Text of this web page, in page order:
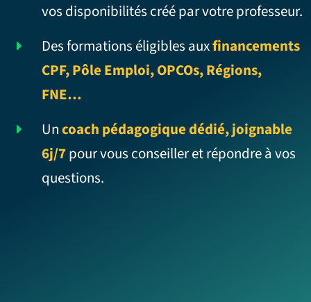
vos disponibilités créé par votre professeur.
Des formations éligibles auxfinancements
CPF, Pôle Emploi, OPCOs, Régions,
FNE…
Uncoach pédagogique dédié, joignable
6j/7pour vous conseiller et répondre à vos
questions.